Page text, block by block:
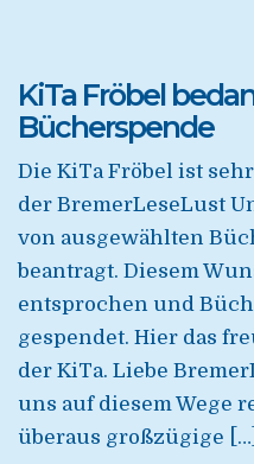
KiTa Fröbel
Bücherspende
Die KiTa Fröbel ist
der BremerLeseLust
von ausgewählten
beantragt. Diesem
entsprochen und
gespendet. Hier das
der KiTa. Liebe
uns auf diesem Wege
überaus großzügige […]